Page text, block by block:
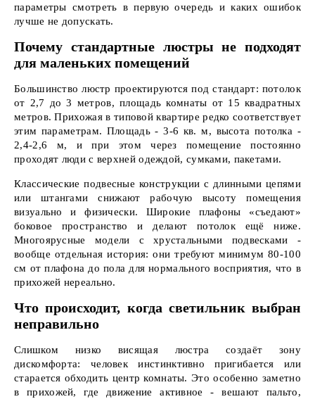
параметры смотреть в первую очередь и каких ошибок
лучше не допускать.
Почему стандартные люстры не подходят
для маленьких помещений
Большинство люстр проектируются под стандарт: потолок
от 2,7 до 3 метров, площадь комнаты от 15 квадратных
метров. Прихожая в типовой квартире редко соответствует
этим параметрам. Площадь - 3-6 кв. м, высота потолка -
2,4-2,6 м, и при этом через помещение постоянно
проходят люди с верхней одеждой, сумками, пакетами.
Классические подвесные конструкции с длинными цепями
или штангами снижают рабочую высоту помещения
визуально и физически. Широкие плафоны «съедают»
боковое пространство и делают потолок ещё ниже.
Многоярусные модели с хрустальными подвесками -
вообще отдельная история: они требуют минимум 80-100
см от плафона до пола для нормального восприятия, что в
прихожей нереально.
Что происходит, когда светильник выбран
неправильно
Слишком низко висящая люстра создаёт зону
дискомфорта: человек инстинктивно пригибается или
старается обходить центр комнаты. Это особенно заметно
в прихожей, где движение активное - вешают пальто,